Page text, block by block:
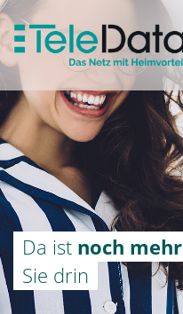
Da ist noch mehr
Sie drin